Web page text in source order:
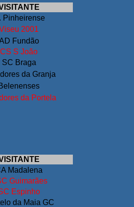
Pinheirense
2001
Fundão
CS S João
SC Braga
da Granja
da Portela
Madalena
Guimarães
Espinho
da Maia GC